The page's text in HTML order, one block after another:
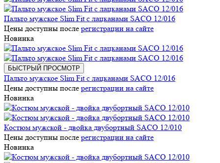
Пальто мужское Slim Fit с лацканами SACO 12/016
Цены доступны после регистрации на сайте
Новинка
БЫСТРЫЙ ПРОСМОТР
Пальто мужское Slim Fit с лацканами SACO 12/016
Цены доступны после регистрации на сайте
Новинка
Костюм мужской - двойка двубортный SACO 12/010
Цены доступны после регистрации на сайте
Новинка